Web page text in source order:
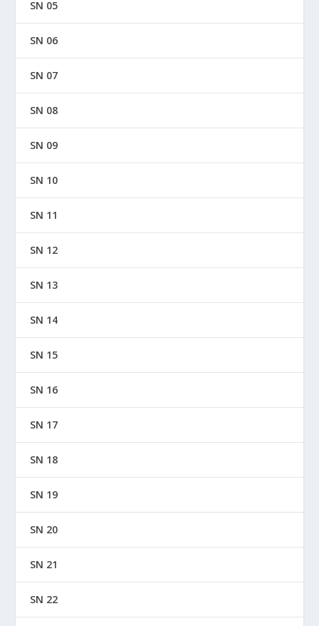
SN 05
SN 06
SN 07
SN 08
SN 09
SN 10
SN 11
SN 12
SN 13
SN 14
SN 15
SN 16
SN 17
SN 18
SN 19
SN 20
SN 21
SN 22